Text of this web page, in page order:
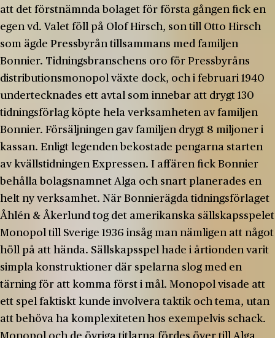
att det förstnämnda bolaget för första gången fick en
egen vd. Valet föll på Olof Hirsch, son till Otto Hirsch
som ägde Pressbyrån tillsammans med familjen
Bonnier. Tidningsbranschens oro för Pressbyråns
distributionsmonopol växte dock, och i februari 1940
undertecknades ett avtal som innebar att drygt 130
tidningsförlag köpte hela verksamheten av familjen
Bonnier. Försäljningen gav familjen drygt 8 miljoner i
kassan. Enligt legenden bekostade pengarna starten
av kvällstidningen Expressen. I affären fick Bonnier
behålla bolagsnamnet Alga och snart planerades en
helt ny verksamhet. När Bonnierägda tidningsförlaget
Åhlén & Åkerlund tog det amerikanska sällskapsspelet
Monopol till Sverige 1936 insåg man nämligen att något
höll på att hända. Sällskapsspel hade i årtionden varit
simpla konstruktioner där spelarna slog med en
tärning för att komma först i mål. Monopol visade att
ett spel faktiskt kunde involvera taktik och tema, utan
att behöva ha komplexiteten hos exempelvis schack.